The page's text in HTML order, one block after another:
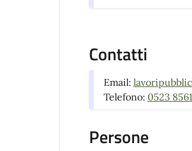
Contatti
Email:
Telefono: 0523
Persone